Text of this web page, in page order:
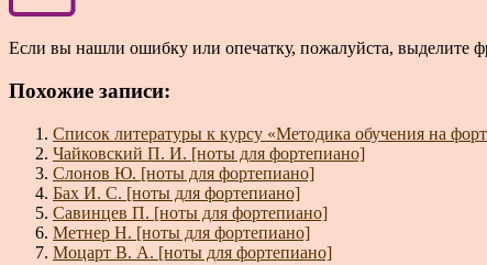
Если вы нашли ошибку или опечатку, пожалуйста, выделите
Похожие записи:
Список литературы к курсу «Методика обучения на
Чайковский П. И. [ноты для фортепиано]
Слонов Ю. [ноты для фортепиано]
Бах И. С. [ноты для фортепиано]
Савинцев П. [ноты для фортепиано]
Метнер Н. [ноты для фортепиано]
Моцарт В. А. [ноты для фортепиано]